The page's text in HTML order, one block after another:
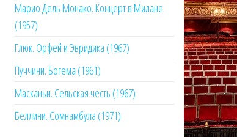
Марио Дель Монако. Концерт в Милане
(1957)
Глюк. Орфей и Эвридика (1967)
Пуччини. Богема (1961)
Масканьи. Сельская честь (1967)
Беллини. Сомнамбула (1971)